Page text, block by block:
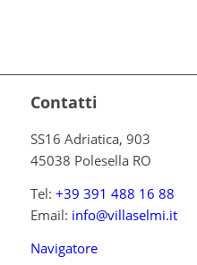
Contatti
SS16 Adriatica, 903
45038 Polesella RO
Tel: +39 391 488 16 88
Email: info@villaselmi.it
Navigatore